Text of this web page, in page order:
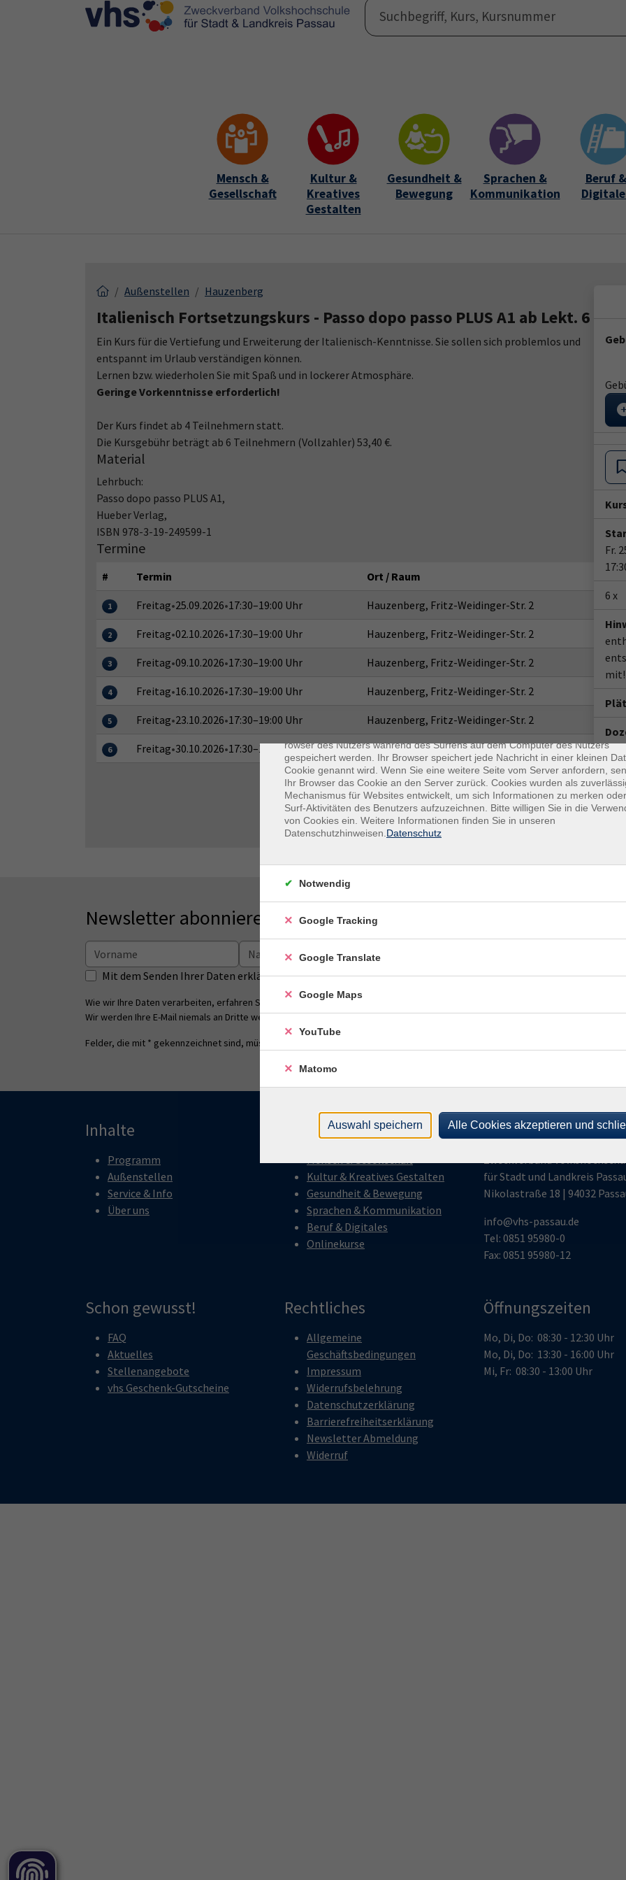
Skip to main content
Skip to page footer Programm
Mensch &
Gesellschaft
Kultur &
Kreatives
Gestalten
Gesundheit &
Bewegung
Sprachen &
Kommunikation
Beruf &
Außenstellen Hauzenberg
Italienisch Fortsetzungskurs - Passo dopo passo PLUS A1 ab Lekt. 6
Ein Kurs für die Vertiefung und Erweiterung der Italienisch-Kenntnisse. Sie sollen sich problemlos und
entspannt im Urlaub verständigen können.
Lernen bzw. wiederholen Sie mit Spaß und in lockerer Atmosphäre.
Geringe Vorkenntnisse erforderlich!
Der Kurs findet ab 4 Teilnehmern statt.
Die Kursgebühr beträgt ab 6 Teilnehmern (Vollzahler) 53,40 €.
Material
Lehrbuch:
Passo dopo passo PLUS A1,
Hueber Verlag,
ISBN 978-3-19-249599-1
Termine
# Termin Ort / Raum
1 Freitag•25.09.2026•17:30–19:00 Uhr Hauzenberg, Fritz-Weidinger-Str. 2
2 Freitag•02.10.2026•17:30–19:00 Uhr Hauzenberg, Fritz-Weidinger-Str. 2
3 Freitag•09.10.2026•17:30–19:00 Uhr Hauzenberg, Fritz-Weidinger-Str. 2
4 Freitag•16.10.2026•17:30–19:00 Uhr Hauzenberg, Fritz-Weidinger-Str. 2
5 Freitag•23.10.2026•17:30–19:00 Uhr Hauzenberg, Fritz-Weidinger-Str. 2
6 Freitag•30.10.2026•17:30–19:00 Uhr Hauzenberg, Fritz-Weidinger-Str. 2
Fr.
6 x
mit!
Newsletter abonnieren
E-Mail
Mit dem Senden Ihrer Daten erklären Sie sich mit der Verarbeitung gemäß unseren
Wie wir Ihre Daten verarbeiten, erfahren Sie in unserenDatenschutzbestimmungen
Wir werden Ihre E-Mail niemals an Dritte weitergeben.
Felder, die mit * gekennzeichnet sind, müssen ausgefüllt werden.
Inhalte
Programm
Außenstellen
Service & Info
Über uns
Programm
Mensch & Gesellschaft
Kultur & Kreatives Gestalten
Gesundheit & Bewegung
Sprachen & Kommunikation
Beruf & Digitales
Onlinekurse
vhs Passau
Zweckverband
für Stadt und Landkreis
Nikolastraße 18 | 94032
info@vhs-passau.de
Tel: 0851 95980-0
Fax: 0851 95980-12
Schon gewusst!
FAQ
Aktuelles
Stellenangebote
vhs Geschenk-Gutscheine
Rechtliches
Allgemeine
Geschäftsbedingungen
Impressum
Widerrufsbelehrung
Datenschutzerklärung
Barrierefreiheitserklärung
Newsletter Abmeldung
Widerruf
Öffnungszeiten
Mo, Di, Do: 08:30 - 12:30 Uhr
Mo, Di, Do: 13:30 - 16:00 Uhr
Mi, Fr: 08:30 - 13:00 Uhr
Datenschutz
Cookies sind kleine Datenmengen, die von einer Website gesendet und vom
rowser des Nutzers während des Surfens auf dem Computer des Nutzers
gespeichert werden. Ihr Browser speichert jede Nachricht in einer kleinen
Cookie genannt wird. Wenn Sie eine weitere Seite vom Server anfordern,
Ihr Browser das Cookie an den Server zurück. Cookies wurden als
Mechanismus für Websites entwickelt, um sich Informationen zu merken
Surf-Aktivitäten des Benutzers aufzuzeichnen. Bitte willigen Sie in die
von Cookies ein. Weitere Informationen finden Sie in unseren
Datenschutzhinweisen. Datenschutz
Notwendig
Google Tracking
Google Translate
Google Maps
YouTube
Matomo
Auswahl speichern Alle Cookies akzeptieren und